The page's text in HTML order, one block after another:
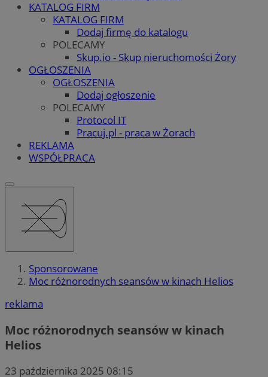
KATALOG FIRM
KATALOG FIRM
Dodaj firmę do katalogu
POLECAMY
Skup.io - Skup nieruchomości Żory
OGŁOSZENIA
OGŁOSZENIA
Dodaj ogłoszenie
POLECAMY
Protocol IT
Pracuj.pl - praca w Żorach
REKLAMA
WSPÓŁPRACA
Sponsorowane
Moc różnorodnych seansów w kinach Helios
reklama
Moc różnorodnych seansów w kinach
Helios
23 października 2025 08:15